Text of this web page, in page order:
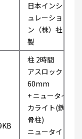
日本インシ
ュレーショ
ン（株）社
製
柱 2時間
アスロック
60mm
+ ニュータイ
カライト(鉄
骨柱)
ニュータイ